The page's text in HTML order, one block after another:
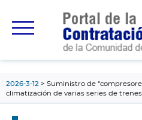
principal
2026-3-12
Suministro de
climatización de varias series de